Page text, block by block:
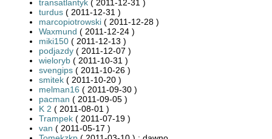
transatlantyk ( 2011-12-31 )
turdus ( 2011-12-31 )
marcopiotrowski ( 2011-12-28 )
Waxmund ( 2011-12-24 )
miki150 ( 2011-12-13 )
podjazdy ( 2011-12-07 )
wieloryb ( 2011-10-31 )
svengips ( 2011-10-26 )
smitek ( 2011-10-20 )
melman16 ( 2011-09-30 )
pacman ( 2011-09-05 )
K 2 ( 2011-08-01 )
Trampek ( 2011-07-19 )
van ( 2011-05-17 )